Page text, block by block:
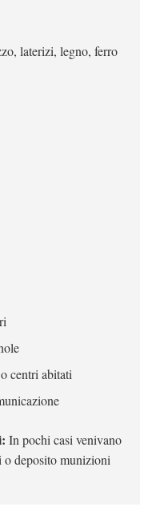
laterizi, legno, ferro
centri abitati
In pochi casi venivano
deposito munizioni